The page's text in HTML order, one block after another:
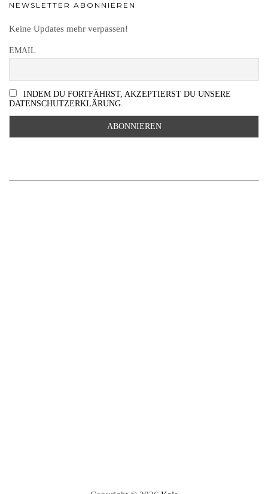
NEWSLETTER ABONNIEREN
Keine Updates mehr verpassen!
EMAIL
INDEM DU FORTFÄHRST, AKZEPTIERST DU UNSERE
DATENSCHUTZERKLÄRUNG.